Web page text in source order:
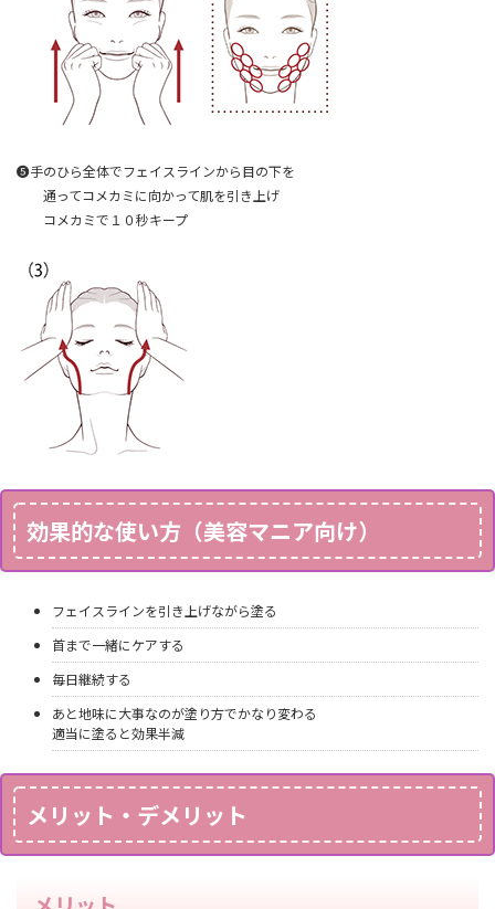
❺手のひら全体でフェイスラインから目の下を
通ってコメカミに向かって肌を引き上げ
コメカミで１０秒キープ
効果的な使い方（美容マニア向け）
フェイスラインを引き上げながら塗る
首まで一緒にケアする
毎日継続する
あと地味に大事なのが塗り方でかなり変わる
適当に塗ると効果半減
メリット・デメリット